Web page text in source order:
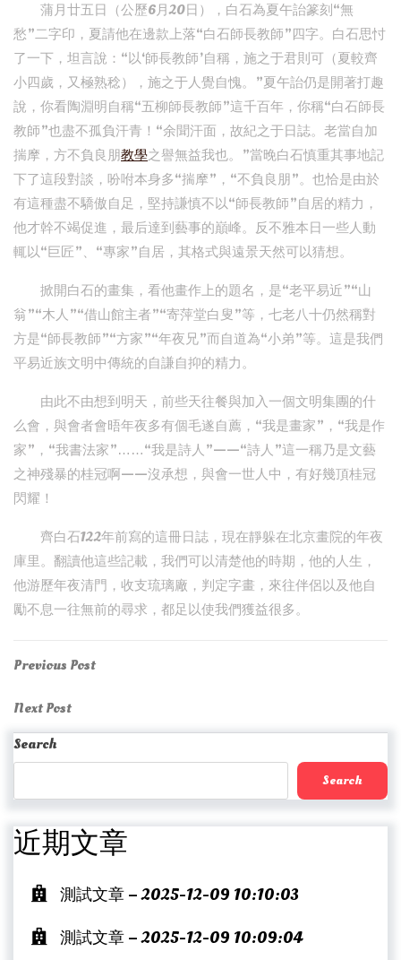
蒲月廿五日（公歷6月20日），白石為夏午詒篆刻“無
愁”二字印，夏請他在邊款上落“白石師長教師”四字。白石思忖
了一下，坦言說：“以‘師長教師’自稱，施之于君則可（夏較齊
小四歲，又極熟稔），施之于人覺自愧。”夏午詒仍是開著打趣
說，你看陶淵明自稱“五柳師長教師”這千百年，你稱“白石師長
教師”也盡不孤負汗青！“余聞汗面，故紀之于日誌。老當自加
揣摩，方不負良朋教學之譽無益我也。”當晚白石慎重其事地記
下了這段對談，吩咐本身多“揣摩”，“不負良朋”。也恰是由於
有這種盡不驕傲自足，堅持謙慎不以“師長教師”自居的精力，
他才幹不竭促進，最后達到藝事的巔峰。反不雅本日一些人動
輒以“巨匠”、“專家”自居，其格式與遠景天然可以猜想。
掀開白石的畫集，看他畫作上的題名，是“老平易近”“山
翁”“木人”“借山館主者”“寄萍堂白叟”等，七老八十仍然稱對
方是“師長教師”“方家”“年夜兄”而自道為“小弟”等。這是我們
平易近族文明中傳統的自謙自抑的精力。
由此不由想到明天，前些天往餐與加入一個文明集團的什
么會，與會者會晤年夜多有個毛遂自薦，“我是畫家”，“我是作
家”，“我書法家”……“我是詩人”——“詩人”這一稱乃是文藝
之神殘暴的桂冠啊——沒承想，與會一世人中，有好幾頂桂冠
閃耀！
齊白石122年前寫的這冊日誌，現在靜躲在北京畫院的年夜
庫里。翻讀他這些記載，我們可以清楚他的時期，他的人生，
他游歷年夜清門，收支琉璃廠，判定字畫，來往伴侶以及他自
勵不息一往無前的尋求，都足以使我們獲益很多。
Post
navigation
Previous
Previous Post
Next
Post
Next Post
Search
Search
近期文章
測試文章 – 2025-12-09 10:10:03
測試文章 – 2025-12-09 10:09:04